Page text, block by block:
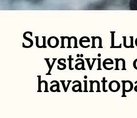
Suomen
ystävien